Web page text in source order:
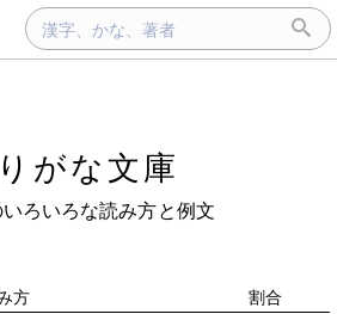
がな文庫
いろいろな読み方と例文
方 割合